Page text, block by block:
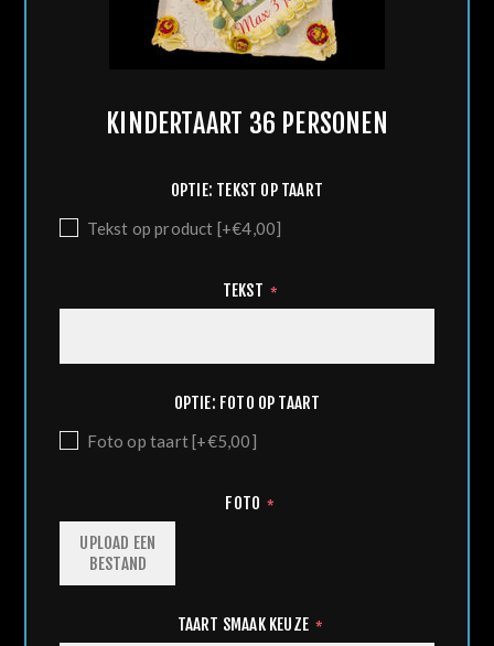
KINDERTAART 36 PERSONEN
OPTIE: TEKST OP TAART
Tekst op product [+€4,00]
TEKST *
OPTIE: FOTO OP TAART
Foto op taart [+€5,00]
FOTO *
UPLOAD EEN
BESTAND
TAART SMAAK KEUZE *